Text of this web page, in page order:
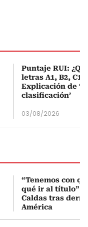
Puntaje RUI:
letras A1, B2, C1
Explicación de
clasificación’
03/08/2026
“Tenemos con
qué ir al título”:
Caldas tras
América